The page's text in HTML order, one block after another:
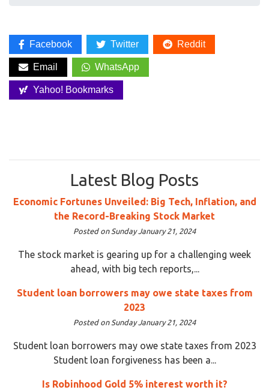
Facebook Twitter Reddit
Email WhatsApp
Yahoo! Bookmarks
Latest Blog Posts
Economic Fortunes Unveiled: Big Tech, Inflation, and
the Record-Breaking Stock Market
Posted on Sunday January 21, 2024
The stock market is gearing up for a challenging week
ahead, with big tech reports,...
Student loan borrowers may owe state taxes from
2023
Posted on Sunday January 21, 2024
Student loan borrowers may owe state taxes from 2023
Student loan forgiveness has been a...
Is Robinhood Gold 5% interest worth it?